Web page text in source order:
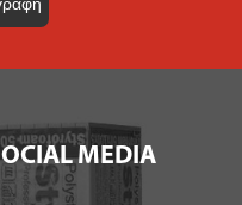
MEDIA